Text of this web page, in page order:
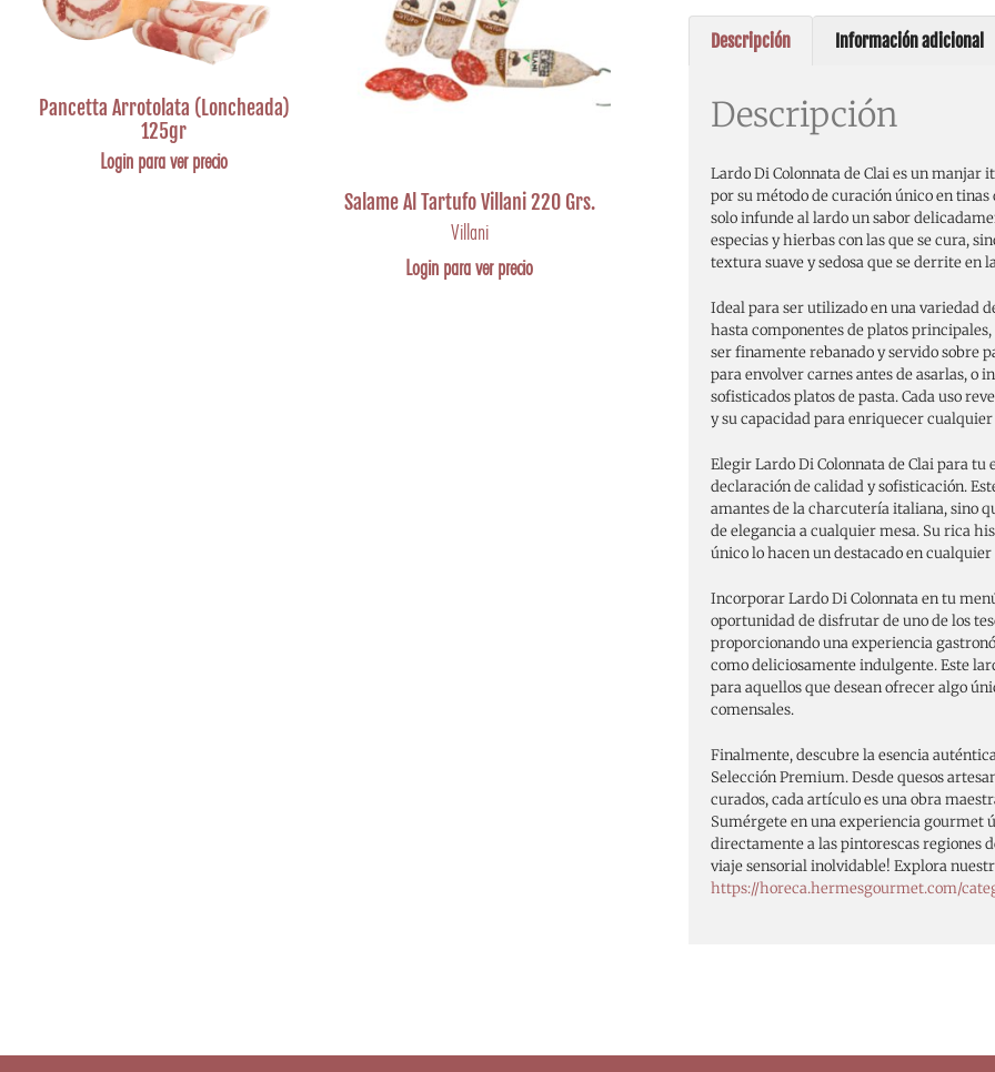
Pancetta Arrotolata (Loncheada)
125gr
Login para ver precio
Salame Al Tartufo Villani 220 Grs.
Villani
Login para ver precio
Descripción Información adicional
Descripción
Lardo Di Colonnata de Clai es un manjar
por su método de curación único en tinas
solo infunde al lardo un sabor
especias y hierbas con las que se cura,
textura suave y sedosa que se derrite en
Ideal para ser utilizado en una variedad
hasta componentes de platos
ser finamente rebanado y servido sobre
para envolver carnes antes de asarlas, o
sofisticados platos de pasta. Cada uso
y su capacidad para enriquecer
Elegir Lardo Di Colonnata de Clai para tu
declaración de calidad y sofisticación.
amantes de la charcutería italiana, sino
de elegancia a cualquier mesa. Su rica
único lo hacen un destacado en
Incorporar Lardo Di Colonnata en tu
oportunidad de disfrutar de uno de los
proporcionando una experiencia
como deliciosamente indulgente. Este
para aquellos que desean ofrecer algo
comensales.
Finalmente, descubre la esencia
Selección Premium. Desde quesos
curados, cada artículo es una obra
Sumérgete en una experiencia gourmet
directamente a las pintorescas regiones
viaje sensorial inolvidable! Explora
https://horeca.hermesgourmet.com/